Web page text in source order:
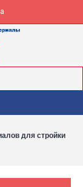
для стройки